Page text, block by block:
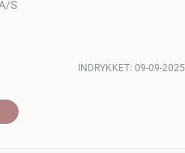
INDRYKKET: 09-09-2025